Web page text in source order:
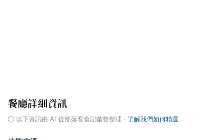
餐廳詳細資訊
ⓘ 以下資訊由 AI 從部落客食記彙整整理 · 了解我們如何精選